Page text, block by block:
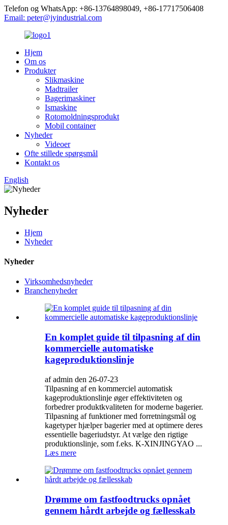
Telefon og WhatsApp: +86-13764898049, +86-17717506408
Email: peter@jyindustrial.com
Hjem
Om os
Produkter
Slikmaskine
Madtrailer
Bagerimaskiner
Ismaskine
Rotomoldningsprodukt
Mobil container
Nyheder
Videoer
Ofte stillede spørgsmål
Kontakt os
English
Nyheder
Hjem
Nyheder
Nyheder
Virksomhedsnyheder
Branchenyheder
En komplet guide til tilpasning af din
kommercielle automatiske
kageproduktionslinje
af admin den 26-07-23
Tilpasning af en kommerciel automatisk
kageproduktionslinje øger effektiviteten og
forbedrer produktkvaliteten for moderne bagerier.
Tilpasning af funktioner med forretningsmål og
kagetyper hjælper bagerier med at optimere deres
essentielle bageriudstyr. At vælge den rigtige
produktionslinje, som f.eks. K-XINJINGYAO ...
Læs mere
Drømme om fastfoodtrucks opnået
gennem hårdt arbejde og fællesskab